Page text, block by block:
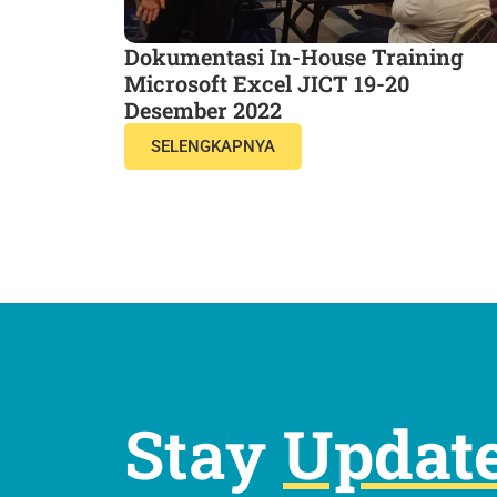
Dokumentasi In-House Training
Microsoft Excel JICT 19-20
Desember 2022
SELENGKAPNYA
Stay